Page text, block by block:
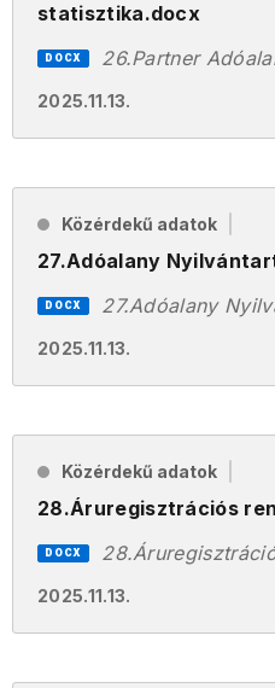
statisztika.docx
2025.11.13.
DOCX
Közérdekű adatok
27.Adóalany
2025.11.13.
DOCX 27.Adóalany
Közérdekű adatok
28.Áruregisztrációs
2025.11.13.
DOCX